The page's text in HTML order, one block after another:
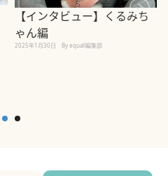
【インタビュー】くるみち
ゃん編
2025年1月30日 By equall編集部